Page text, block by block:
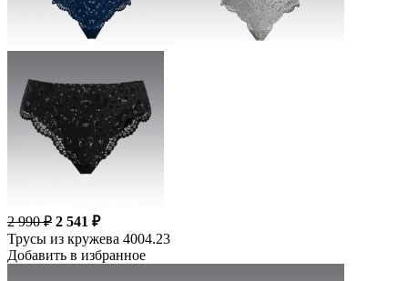
2 990 ₽ 2 541 ₽
Трусы из кружева 4004.23
Добавить в избранное